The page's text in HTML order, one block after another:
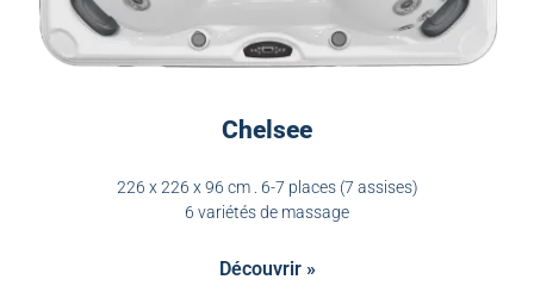
Chelsee
226 x 226 x 96 cm . 6-7 places (7 assises)
6 variétés de massage
Découvrir »